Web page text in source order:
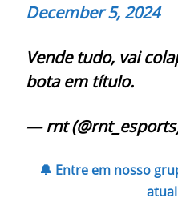
December 5, 2024
Vende tudo, vai
bota em título.
— rnt
🔔 Entre em nosso